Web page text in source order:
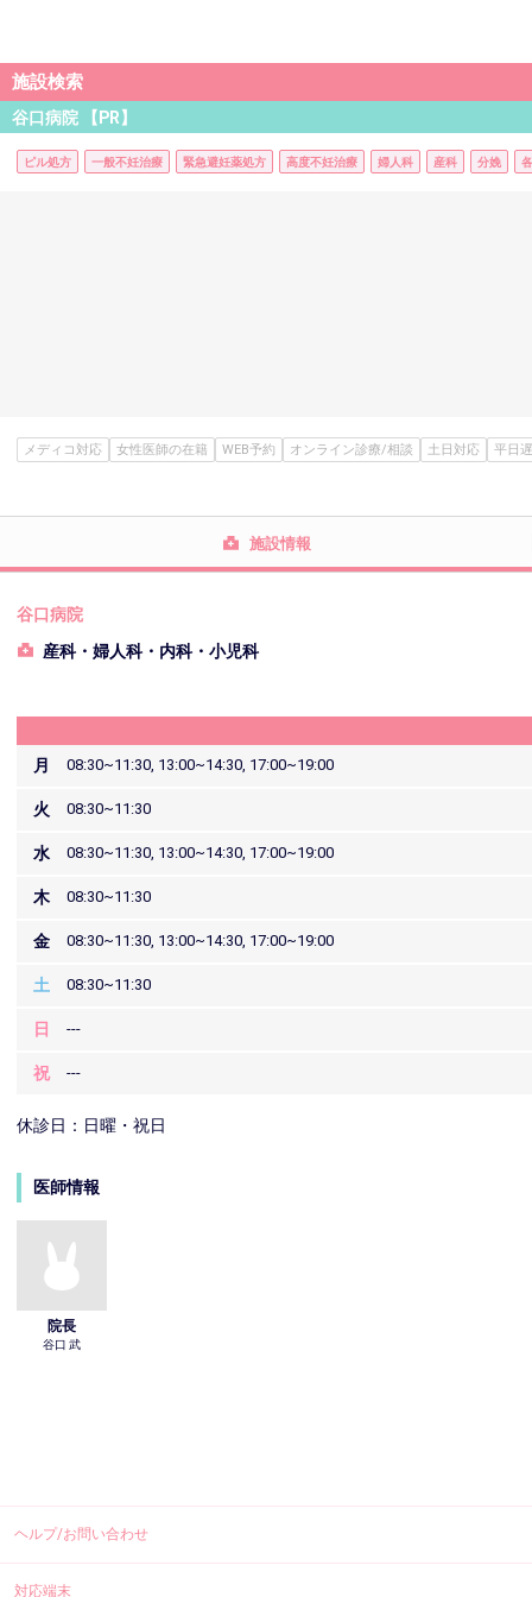
施設検索
谷口病院 【PR】
ピル処方 一般不妊治療 緊急避妊薬処方 高度不妊治療 婦人科 産科 分娩
メディコ対応 女性医師の在籍 WEB予約 オンライン診療/相談 土日対応 平日
施設情報
谷口病院
産科・婦人科・内科・小児科
月 08:30~11:30, 13:00~14:30, 17:00~19:00
火 08:30~11:30
水 08:30~11:30, 13:00~14:30, 17:00~19:00
木 08:30~11:30
金 08:30~11:30, 13:00~14:30, 17:00~19:00
土 08:30~11:30
日 ---
祝 ---
休診日：日曜・祝日
医師情報
院長
谷口 武
ヘルプ/お問い合わせ
対応端末